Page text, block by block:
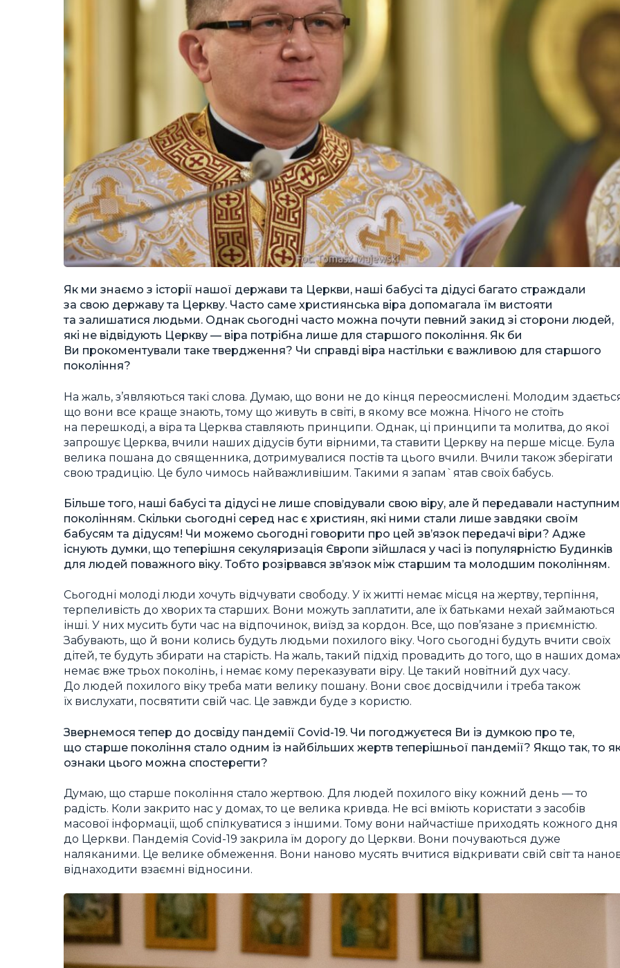
Як ми знаємо з історії нашої держави та Церкви, наші бабусі та дідусі багато страждали
за свою державу та Церкву. Часто саме християнська віра допомагала їм вистояти
та залишатися людьми. Однак сьогодні часто можна почути певний закид зі сторони людей,
які не відвідують Церкву — віра потрібна лише для старшого покоління. Як би
Ви прокоментували таке твердження? Чи справді віра настільки є важливою для старшого
покоління?
На жаль, з’являються такі слова. Думаю, що вони не до кінця переосмислені. Молодим
що вони все краще знають, тому що живуть в світі, в якому все можна. Нічого не стоїть
на перешкоді, а віра та Церква ставляють принципи. Однак, ці принципи та молитва, до якої
запрошує Церква, вчили наших дідусів бути вірними, та ставити Церкву на перше місце. Була
велика пошана до священника, дотримувалися постів та цього вчили. Вчили також зберігати
свою традицію. Це було чимось найважливішим. Такими я запам`ятав своїх бабусь.
Більше того, наші бабусі та дідусі не лише сповідували свою віру, але й передавали наступним
поколінням. Скільки сьогодні серед нас є християн, які ними стали лише завдяки своїм
бабусям та дідусям! Чи можемо сьогодні говорити про цей зв’язок передачі віри? Адже
існують думки, що теперішня секуляризація Європи зійшлася у часі із популярністю Будинків
для людей поважного віку. Тобто розірвався зв’язок між старшим та молодшим поколінням.
Сьогодні молоді люди хочуть відчувати свободу. У їх житті немає місця на жертву, терпіння,
терпеливість до хворих та старших. Вони можуть заплатити, але їх батьками нехай займаються
інші. У них мусить бути час на відпочинок, виїзд за кордон. Все, що пов’язане з приємністю.
Забувають, що й вони колись будуть людьми похилого віку. Чого сьогодні будуть вчити своїх
дітей, те будуть збирати на старість. На жаль, такий підхід провадить до того, що в наших
немає вже трьох поколінь, і немає кому переказувати віру. Це такий новітний дух часу.
До людей похилого віку треба мати велику пошану. Вони своє досвідчили і треба також
їх вислухати, посвятити свій час. Це завжди буде з користю.
Звернемося тепер до досвіду пандемії Covid-19. Чи погоджуєтеся Ви із думкою про те,
що старше покоління стало одним із найбільших жертв теперішньої пандемії? Якщо так, то
ознаки цього можна спостерегти?
Думаю, що старше покоління стало жертвою. Для людей похилого віку кожний день — то
радість. Коли закрито нас у домах, то це велика кривда. Не всі вміють користати з засобів
масової інформації, щоб спілкуватися з іншими. Тому вони найчастіше приходять кожного дня
до Церкви. Пандемія Covid-19 закрила їм дорогу до Церкви. Вони почуваються дуже
наляканими. Це велике обмеження. Вони наново мусять вчитися відкривати свій світ та
віднаходити взаємні відносини.